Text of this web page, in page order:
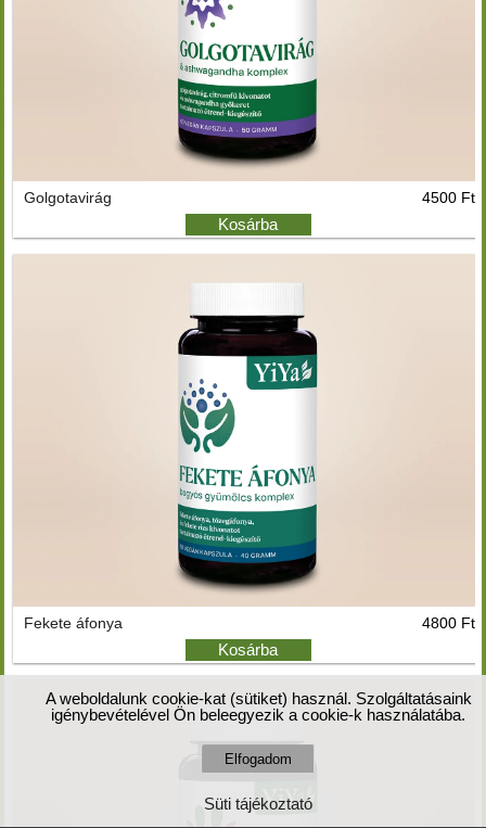
Golgotavirág 4500 Ft
Kosárba
Fekete áfonya 4800 Ft
Kosárba
A weboldalunk cookie-kat (sütiket) használ. Szolgáltatásaink
igénybevételével Ön beleegyezik a cookie-k használatába.
Süti tájékoztató